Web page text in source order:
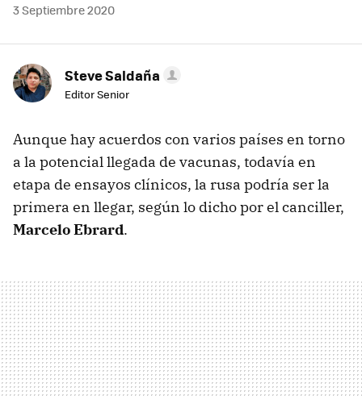
3 Septiembre 2020
Steve Saldaña
Editor Senior
Aunque hay acuerdos con varios países en torno
a la potencial llegada de vacunas, todavía en
etapa de ensayos clínicos, la rusa podría ser la
primera en llegar, según lo dicho por el canciller,
Marcelo Ebrard.